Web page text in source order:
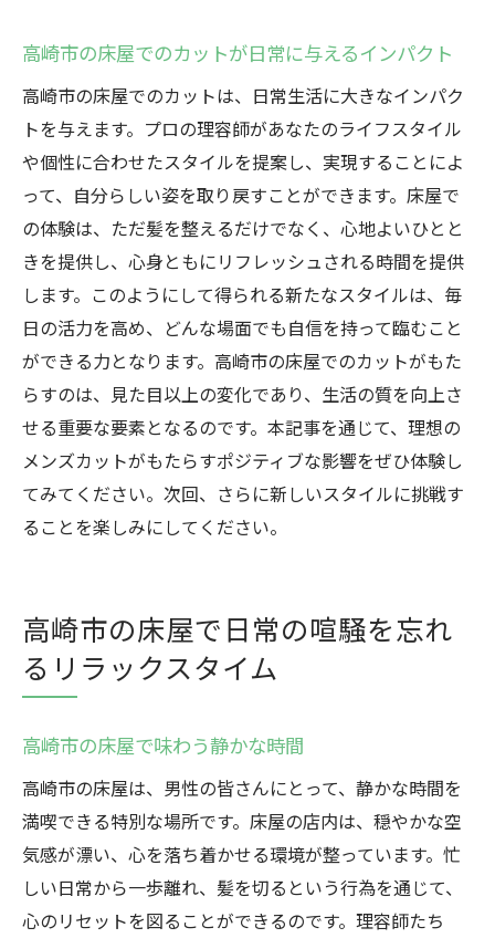
高崎市の床屋でのカットが日常に与えるインパクト
高崎市の床屋でのカットは、日常生活に大きなインパク
トを与えます。プロの理容師があなたのライフスタイル
や個性に合わせたスタイルを提案し、実現することによ
って、自分らしい姿を取り戻すことができます。床屋で
の体験は、ただ髪を整えるだけでなく、心地よいひとと
きを提供し、心身ともにリフレッシュされる時間を提供
します。このようにして得られる新たなスタイルは、毎
日の活力を高め、どんな場面でも自信を持って臨むこと
ができる力となります。高崎市の床屋でのカットがもた
らすのは、見た目以上の変化であり、生活の質を向上さ
せる重要な要素となるのです。本記事を通じて、理想の
メンズカットがもたらすポジティブな影響をぜひ体験し
てみてください。次回、さらに新しいスタイルに挑戦す
ることを楽しみにしてください。
高崎市の床屋で日常の喧騒を忘れ
るリラックスタイム
高崎市の床屋で味わう静かな時間
高崎市の床屋は、男性の皆さんにとって、静かな時間を
満喫できる特別な場所です。床屋の店内は、穏やかな空
気感が漂い、心を落ち着かせる環境が整っています。忙
しい日常から一歩離れ、髪を切るという行為を通じて、
心のリセットを図ることができるのです。理容師たち